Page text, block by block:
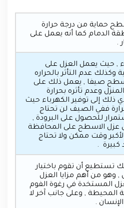
حماية من درجة حرارة
الدمام كما أنه يعمل على
.
, حيث يعمل العزل على
وكذلك عدم التأثر بالحراره
صيفا , يعمل ذلك على
وعدم تأثره بحرارة
ذلك إلى توفير الكهرباء حيث
ففي الصيف لن تحتاج
للحصول على البرودة ,
عزل الاسطح على المحافظة
وقت ممكن ولا تحتاج
كبيرة .
تستطيع أن تقوم باختيار
وهو من أهم مزايا العزل
المستخدة في رغوة الفوم
المحيطة , وعلى جانب آخر لا
.